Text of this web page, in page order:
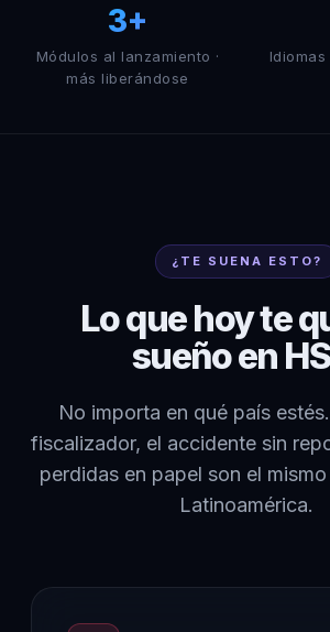
3+
Módulos al lanzamiento ·
más liberándose
Idiomas
¿TE SUENA ESTO?
Lo que hoy te
sueño en
No importa en qué país
fiscalizador, el accidente sin
perdidas en papel son el
Latinoamérica.